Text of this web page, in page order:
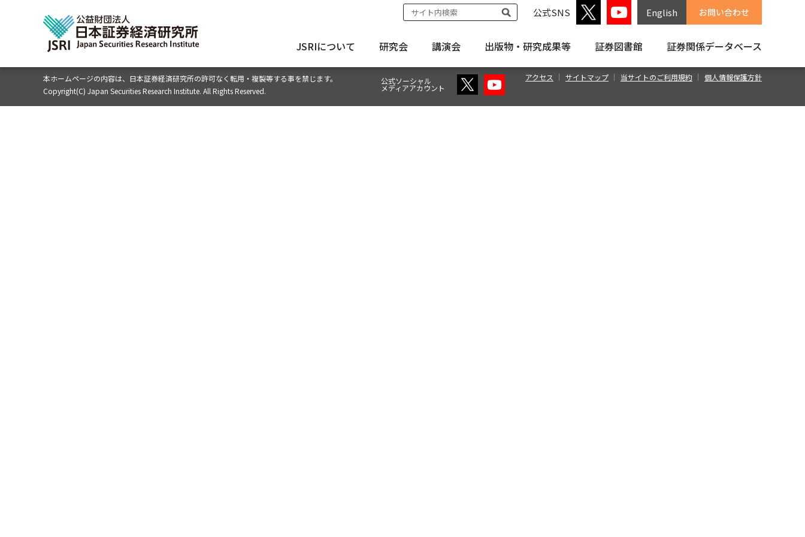
公式SNS English お問い合わせ
JSRIについて 研究会 講演会 出版物・ 研究成果等 証券図書館 証券関係データベース
アクセス サイトマップ 当サイトのご利用規約 個人情報保護方針
公式ソーシャル
メディアアカウント
本ホームページの内容は、 日本証券経済研究所の許可なく転用・複製等する事を禁じます。
Copyright(C) Japan Securities Research Institute. All Rights Reserved.